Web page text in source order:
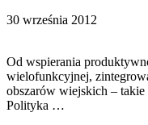
30 września 2012
Od wspierania
wielofunkcyjnej,
obszarów wiejskich – takie
Polityka …